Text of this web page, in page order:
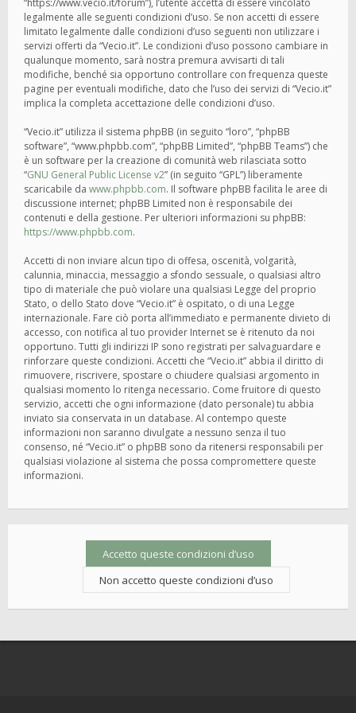
“https://www.vecio.it/forum”), l’utente accetta di essere vincolato
legalmente alle seguenti condizioni d’uso. Se non accetti di essere
limitato legalmente dalle condizioni d’uso seguenti non utilizzare i
servizi offerti da “Vecio.it”. Le condizioni d’uso possono cambiare in
qualunque momento, sarà nostra premura avvisarti di tali
modifiche, benché sia opportuno controllare con frequenza queste
pagine per eventuali modifiche, dato che l’uso dei servizi di “Vecio.it”
implica la completa accettazione delle condizioni d’uso.
“Vecio.it” utilizza il sistema phpBB (in seguito “loro”, “phpBB
software”, “www.phpbb.com”, “phpBB Limited”, “phpBB Teams”) che
è un software per la creazione di comunità web rilasciata sotto
“GNU General Public License v2” (in seguito “GPL”) liberamente
scaricabile da www.phpbb.com. Il software phpBB facilita le aree di
discussione internet; phpBB Limited non è responsabile dei
contenuti e della gestione. Per ulteriori informazioni su phpBB:
https://www.phpbb.com.
Accetti di non inviare alcun tipo di offesa, oscenità, volgarità,
calunnia, minaccia, messaggio a sfondo sessuale, o qualsiasi altro
tipo di materiale che può violare una qualsiasi Legge del proprio
Stato, o dello Stato dove “Vecio.it” è ospitato, o di una Legge
internazionale. Fare ciò porta all’immediato e permanente divieto di
accesso, con notifica al tuo provider Internet se è ritenuto da noi
opportuno. Tutti gli indirizzi IP sono registrati per salvaguardare e
rinforzare queste condizioni. Accetti che “Vecio.it” abbia il diritto di
rimuovere, riscrivere, spostare o chiudere qualsiasi argomento in
qualsiasi momento lo ritenga necessario. Come fruitore di questo
servizio, accetti che ogni informazione (dato personale) tu abbia
inviato sia conservata in un database. Al contempo queste
informazioni non saranno divulgate a nessuno senza il tuo
consenso, né “Vecio.it” o phpBB sono da ritenersi responsabili per
qualsiasi violazione al sistema che possa compromettere queste
informazioni.